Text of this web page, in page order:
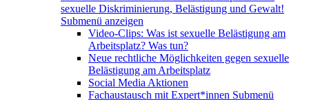
sexuelle Diskriminierung, Belästigung und Gewalt!
Submenü anzeigen
Video-Clips: Was ist sexuelle Belästigung am
Arbeitsplatz? Was tun?
Neue rechtliche Möglichkeiten gegen sexuelle
Belästigung am Arbeitsplatz
Social Media Aktionen
Fachaustausch mit Expert*innen Submenü